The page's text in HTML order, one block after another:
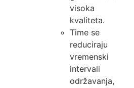
visoka
kvaliteta.
Time se
reduciraju
vremenski
intervali
održavanja,